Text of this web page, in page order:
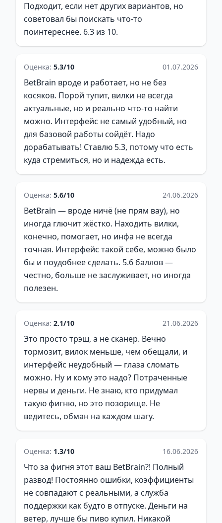
Подходит, если нет других вариантов, но
советовал бы поискать что-то
поинтереснее. 6.3 из 10.
Оценка: 5.3/10 01.07.2026
BetBrain вроде и работает, но не без
косяков. Порой тупит, вилки не всегда
актуальные, но и реально что-то найти
можно. Интерфейс не самый удобный, но
для базовой работы сойдёт. Надо
дорабатывать! Ставлю 5.3, потому что есть
куда стремиться, но и надежда есть.
Оценка: 5.6/10 24.06.2026
BetBrain — вроде ничё (не прям вау), но
иногда глючит жёстко. Находить вилки,
конечно, помогает, но инфа не всегда
точная. Интерфейс такой себе, можно было
бы и поудобнее сделать. 5.6 баллов —
честно, больше не заслуживает, но иногда
полезен.
Оценка: 2.1/10 21.06.2026
Это просто трэш, а не сканер. Вечно
тормозит, вилок меньше, чем обещали, и
интерфейс неудобный — глаза сломать
можно. Ну и кому это надо? Потраченные
нервы и деньги. Не знаю, кто придумал
такую фигню, но это позорище. Не
ведитесь, обман на каждом шагу.
Оценка: 1.3/10 16.06.2026
Что за фигня этот ваш BetBrain?! Полный
развод! Постоянно ошибки, коэффициенты
не совпадают с реальными, а служба
поддержки как будто в отпуске. Деньги на
ветер, лучше бы пиво купил. Никакой